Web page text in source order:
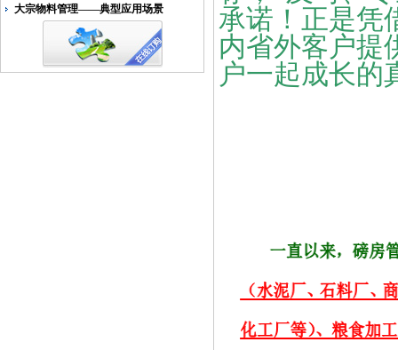
大宗物料管理——典型应用场景
承诺！正是凭
内省外客户提
户一起成长的